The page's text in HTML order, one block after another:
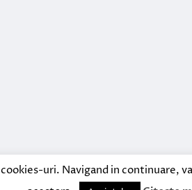
uri. Navigand in continuare,